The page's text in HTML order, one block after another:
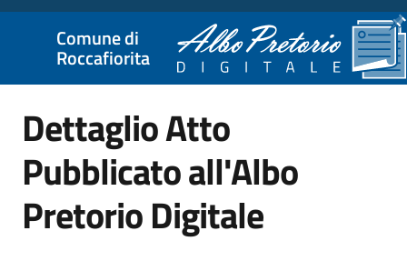
Comune di
Roccafiorita
Dettaglio Atto
Pubblicato all'Albo
Pretorio Digitale